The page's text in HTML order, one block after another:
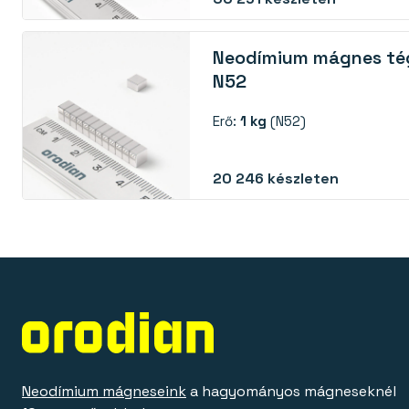
Neodímium mágnes
N52
Erő: 1 kg (N52)
20 246 készleten
Neodímium mágneseinka hagyományos mágneseknél